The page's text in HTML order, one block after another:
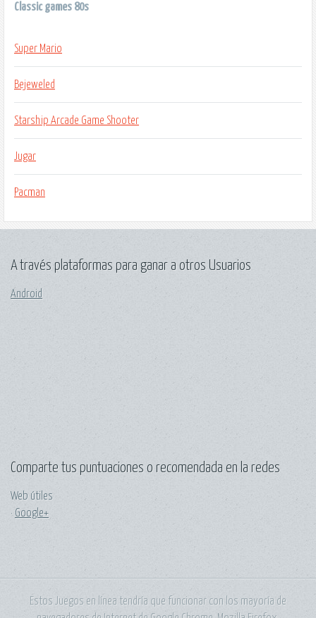
Classic games 80s
Super Mario
Bejeweled
Starship Arcade Game Shooter
Jugar
Pacman
A través plataformas para ganar a otros Usuarios
Android
Comparte tus puntuaciones o recomendada en la redes
Web útiles
· Google+
Estos Juegos en línea tendría que funcionar con los mayoría de